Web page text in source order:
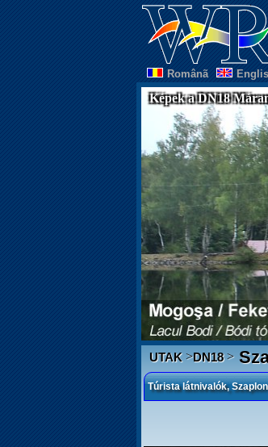
Românã
Képek a DN18
UTAK>DN18>
Túrista látnivalók,